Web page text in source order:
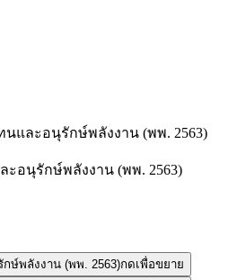
และอนุรักษ์พลังงาน (พพ. 2563)
กดเพื่อขยาย